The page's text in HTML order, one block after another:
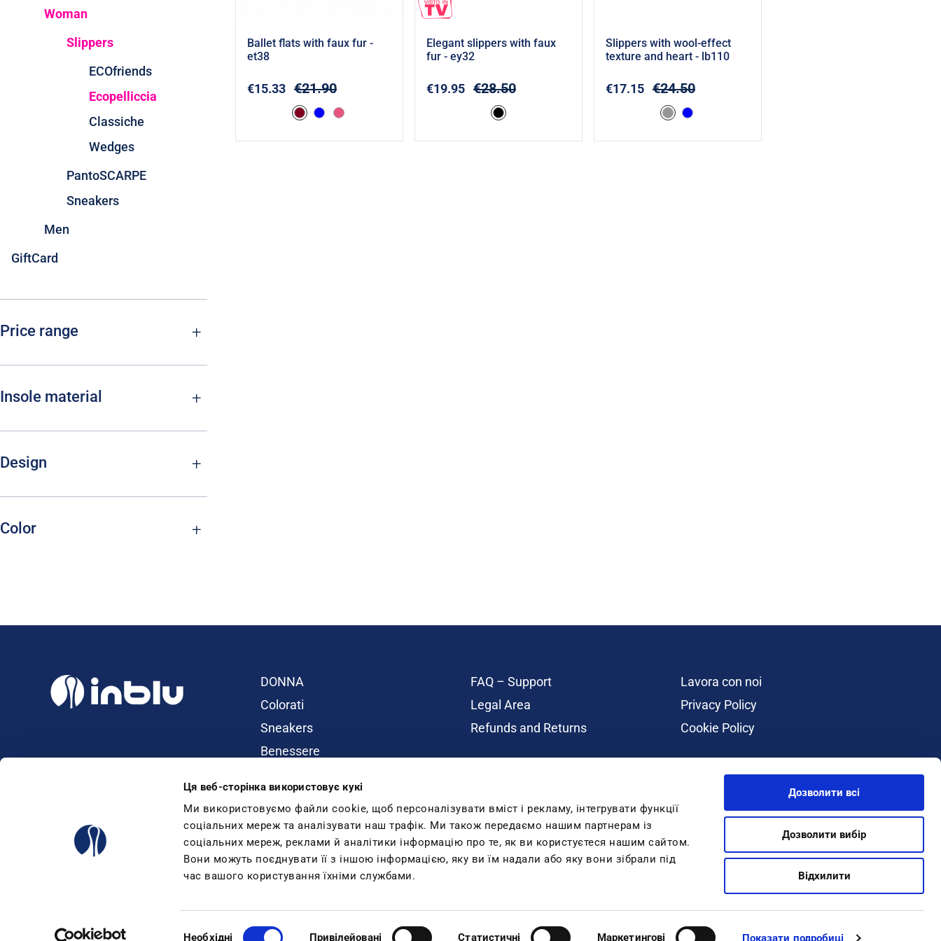
Ця веб-сторінка використовує кукі
Ми використовуємо файли cookie, щоб персоналізувати вміст і рекламу, інтегрувати функції
соціальних мереж та аналізувати наш трафік. Ми також передаємо нашим партнерам із
соціальних мереж, реклами й аналітики інформацію про те, як ви користуєтеся нашим сайтом.
Вони можуть поєднувати її з іншою інформацією, яку ви їм надали або яку вони зібрали під
час вашого користування їхніми службами.
Необхідні Привілейовані Статистичні Маркетингові Показати подробиці
Дозволити всі
Дозволити вибір
Відхилити
Ballet flats with faux fur -
et38
€15.33 €21.90
Elegant slippers with faux
fur - ey32
€19.95 €28.50
Slippers with wool-effect
texture and heart - lb110
€17.15 €24.50
Woman
Slippers
ECOfriends
Ecopelliccia
Classiche
Wedges
PantoSCARPE
Sneakers
Men
GiftCard
Price range
Insole material
Design
Color
DONNA
Colorati
Sneakers
Benessere
Dual Density
Infradito
Sandali
Zeppe
FAQ – Support
Legal Area
Refunds and Returns
Lavora con noi
Privacy Policy
Cookie Policy
Condor Trade srl - via Kennedy,46 - 25028 Verolanuova - BS - ITALY - C.F. e P.Iva 01540490982